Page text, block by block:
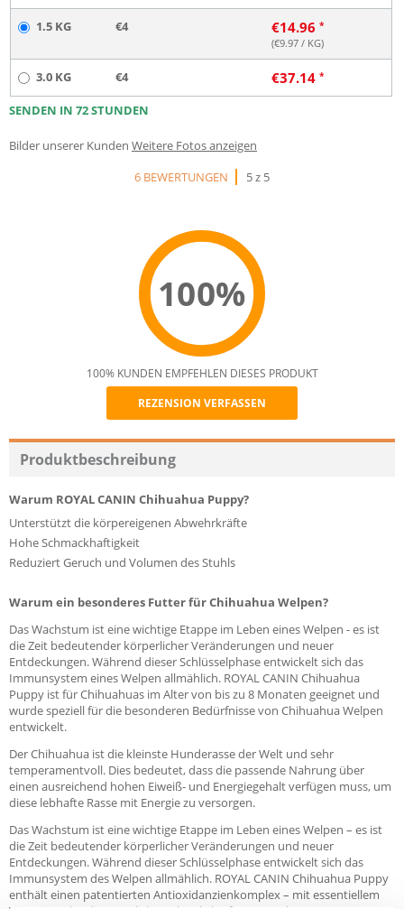
1.5 KG €4 €14.96
(€9.97 / KG)
3.0 KG €4 €37.14
SENDEN IN 72 STUNDEN
Bilder unserer Kunden Weitere Fotos anzeigen
6 BEWERTUNGEN
5 z 5
100%
Recommend
100% KUNDEN EMPFEHLEN DIESES PRODUKT
REZENSION VERFASSEN
Produktbeschreibung
Warum ROYAL CANIN Chihuahua Puppy?
Unterstützt die körpereigenen Abwehrkräfte
Hohe Schmackhaftigkeit
Reduziert Geruch und Volumen des Stuhls
Warum ein besonderes Futter für Chihuahua Welpen?
Das Wachstum ist eine wichtige Etappe im Leben eines Welpen - es ist
die Zeit bedeutender körperlicher Veränderungen und neuer
Entdeckungen. Während dieser Schlüsselphase entwickelt sich das
Immunsystem eines Welpen allmählich. ROYAL CANIN Chihuahua
Puppy ist für Chihuahuas im Alter von bis zu 8 Monaten geeignet und
wurde speziell für die besonderen Bedürfnisse von Chihuahua Welpen
entwickelt.
Der Chihuahua ist die kleinste Hunderasse der Welt und sehr
temperamentvoll. Dies bedeutet, dass die passende Nahrung über
einen ausreichend hohen Eiweiß- und Energiegehalt verfügen muss, um
diese lebhafte Rasse mit Energie zu versorgen.
Das Wachstum ist eine wichtige Etappe im Leben eines Welpen – es ist
die Zeit bedeutender körperlicher Veränderungen und neuer
Entdeckungen. Während dieser Schlüsselphase entwickelt sich das
Immunsystem des Welpen allmählich. ROYAL CANIN Chihuahua Puppy
enthält einen patentierten Antioxidanzienkomplex – mit essentiellem